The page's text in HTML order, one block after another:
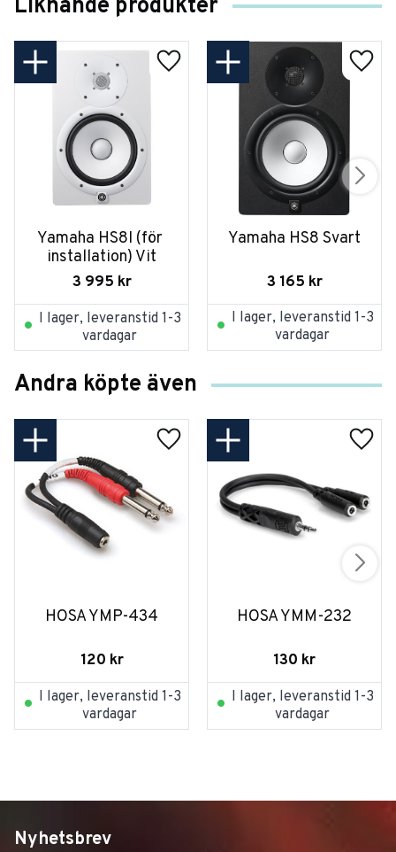
Liknande produkter
Yamaha HS8I (för
installation) Vit
3 995 kr
I lager, leveranstid 1-3
vardagar
Yamaha HS8 Svart
3 165 kr
I lager, leveranstid 1-3
vardagar
Andra köpte även
HOSA YMP-434
120 kr
I lager, leveranstid 1-3
vardagar
HOSA YMM-232
130 kr
I lager, leveranstid 1-3
vardagar
Nyhetsbrev